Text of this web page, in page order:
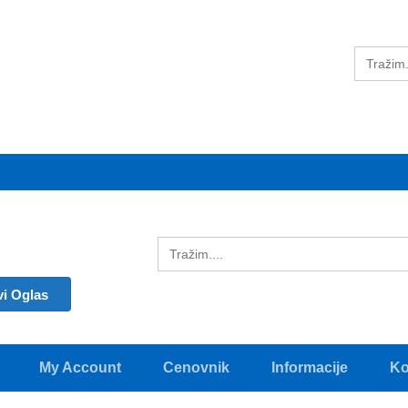
Oglas
My Account Cenovnik Informacije